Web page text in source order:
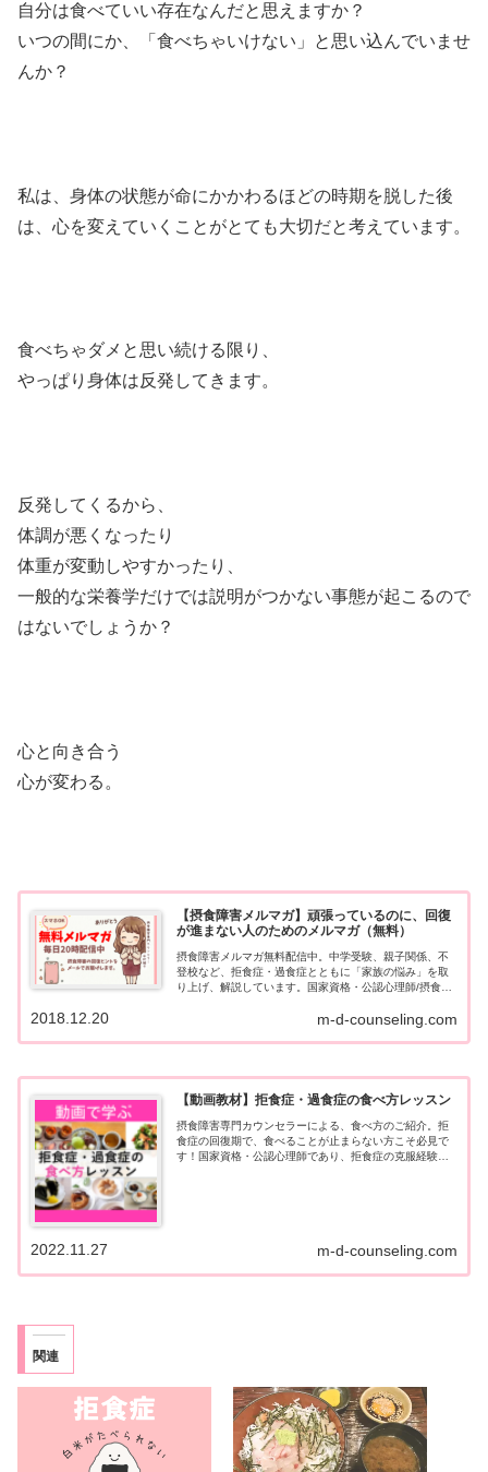
自分は食べていい存在なんだと思えますか？
いつの間にか、「食べちゃいけない」と思い込んでいませ
んか？
私は、身体の状態が命にかかわるほどの時期を脱した後
は、心を変えていくことがとても大切だと考えています。
食べちゃダメと思い続ける限り、
やっぱり身体は反発してきます。
反発してくるから、
体調が悪くなったり
体重が変動しやすかったり、
一般的な栄養学だけでは説明がつかない事態が起こるので
はないでしょうか？
心と向き合う
心が変わる。
【摂食障害メルマガ】頑張っているのに、回復
が進まない人のためのメルマガ（無料）
摂食障害メルマガ無料配信中。中学受験、親子関係、不
登校など、拒食症・過食症とともに「家族の悩み」を取
り上げ、解説しています。国家資格・公認心理師/摂食障
m-d-counseling.com
2018.12.20
【動画教材】拒食症・過食症の食べ方レッスン
摂食障害専門カウンセラーによる、食べ方のご紹介。拒
食症の回復期で、食べることが止まらない方こそ必見で
す！国家資格・公認心理師であり、拒食症の克服経験者
m-d-counseling.com
2022.11.27
関連